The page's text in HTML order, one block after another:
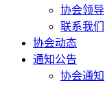
协会领导
联系我们
协会动态
通知公告
协会通知